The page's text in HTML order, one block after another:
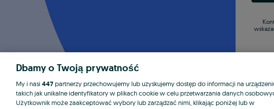
Dbamy o Twoją prywatność
My i nasi 447partnerzy przechowujemy lub uzyskujemy dostęp do informacji na
takich jak unikalne identyfikatory w plikach cookie w celu przetwarzania danych
Użytkownik może zaakceptować wybory lub zarządzać nimi, klikając poniżej lub w